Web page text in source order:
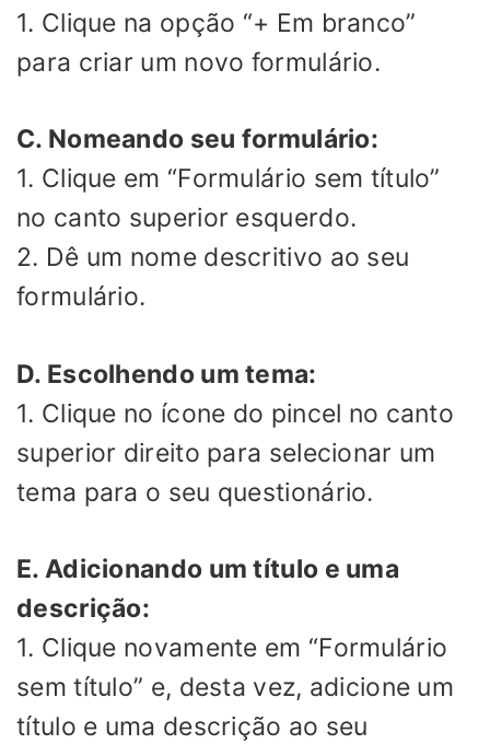
1. Clique na opção “+ Em branco”
para criar um novo formulário.
C. Nomeando seu formulário:
1. Clique em “Formulário sem título”
no canto superior esquerdo.
2. Dê um nome descritivo ao seu
formulário.
D. Escolhendo um tema:
1. Clique no ícone do pincel no canto
superior direito para selecionar um
tema para o seu questionário.
E. Adicionando um título e uma
descrição:
1. Clique novamente em “Formulário
sem título” e, desta vez, adicione um
título e uma descrição ao seu